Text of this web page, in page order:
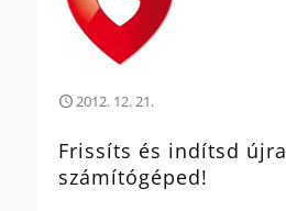
2012. 12. 21.
Frissíts és indítsd újra
számítógéped!